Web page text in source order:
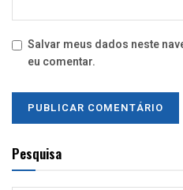
Salvar meus dados neste
eu comentar.
Pesquisa